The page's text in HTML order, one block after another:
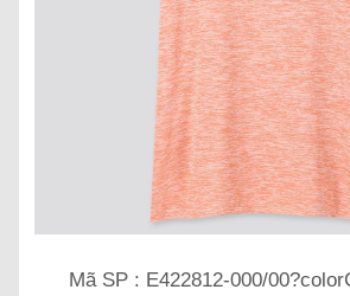
Mã SP : E422812-000/